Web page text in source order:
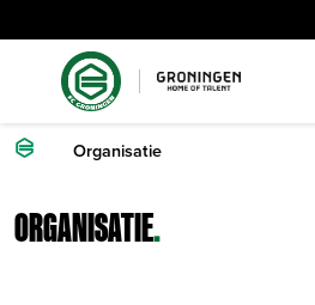
Organisatie
ORGANISATIE.